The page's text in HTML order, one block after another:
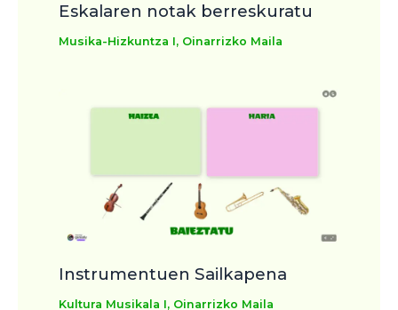
Eskalaren notak berreskuratu
Musika-Hizkuntza I, Oinarrizko Maila
Instrumentuen Sailkapena
Kultura Musikala I, Oinarrizko Maila